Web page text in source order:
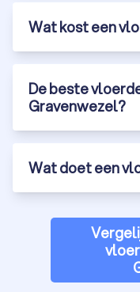
Wat kost een
De beste
Gravenwezel?
Wat doet een